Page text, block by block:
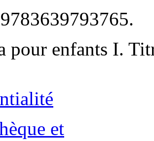
9783639793765.
pour enfants I.